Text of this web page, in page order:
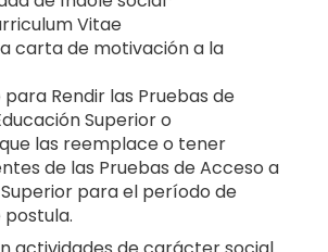
Vitae
carta de motivación a la
Rendir las Pruebas de
Superior o
las reemplace o tener
de las Pruebas de Acceso a
para el período de
postula.